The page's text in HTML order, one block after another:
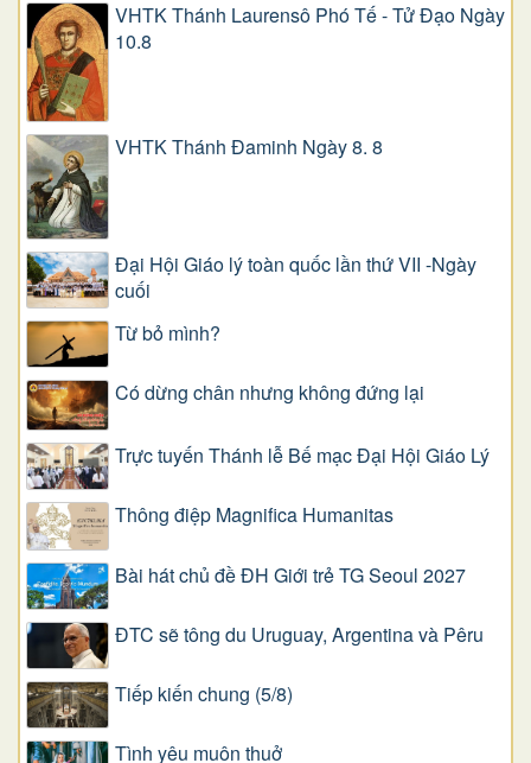
VHTK Thánh Laurensô Phó Tế - Tử Đạo Ngày
10.8
VHTK Thánh Đaminh Ngày 8. 8
Đại Hội Giáo lý toàn quốc lần thứ VII -Ngày
cuối
Từ bỏ mình?
Có dừng chân nhưng không đứng lại
Trực tuyến Thánh lễ Bế mạc Đại Hội Giáo Lý
Thông điệp Magnifica Humanitas
Bài hát chủ đề ĐH Giới trẻ TG Seoul 2027
ĐTC sẽ tông du Uruguay, Argentina và Pêru
Tiếp kiến chung (5/8)
Tình yêu muôn thuở